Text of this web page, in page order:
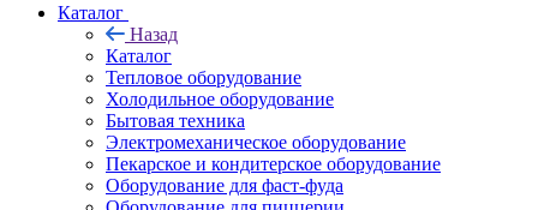
Каталог
Назад
Каталог
Тепловое оборудование
Холодильное оборудование
Бытовая техника
Электромеханическое оборудование
Пекарское и кондитерское оборудование
Оборудование для фаст-фуда